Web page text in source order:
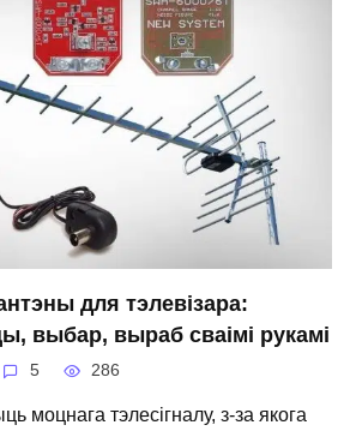
для тэлевізара:
выбар, выраб сваімі рукамі
5 286
моцнага тэлесігналу, з-за якога